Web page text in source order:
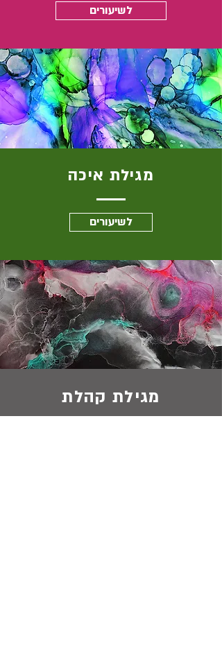
לשיעורים
מגילת איכה
לשיעורים
מגילת קהלת